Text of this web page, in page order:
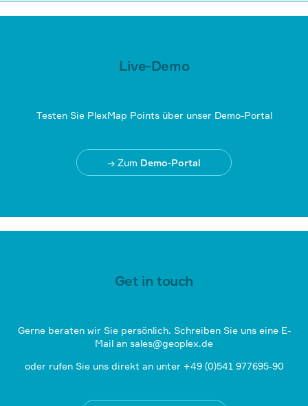
Live-Demo
Testen Sie PlexMap Points über unser Demo-Portal
→ Zum Demo-Portal
Get in touch
Gerne beraten wir Sie persönlich. Schreiben Sie uns eine E-
Mail an sales@geoplex.de
oder rufen Sie uns direkt an unter +49 (0)541 977695-90